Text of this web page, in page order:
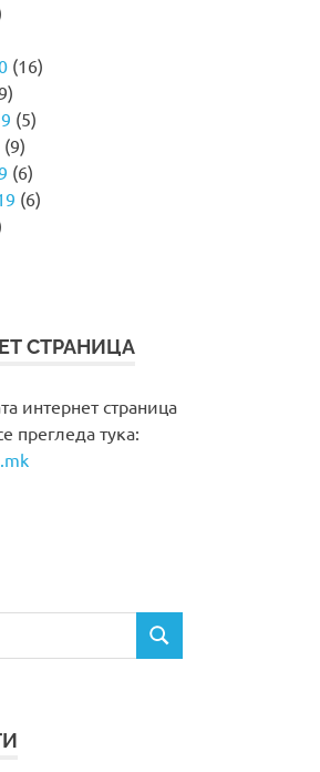
(16)
(5)
(9)
(6)
(6)
СТРАНИЦА
интернет страница
прегледа тука:
SEARCH